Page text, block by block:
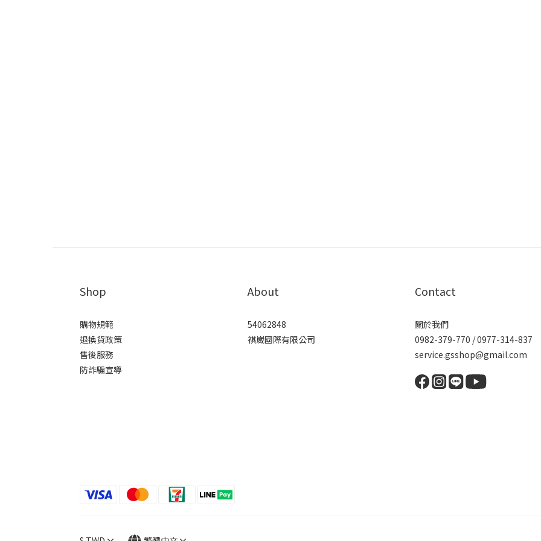
Shop
購物規範
退換貨政策
售後服務
防詐騙宣導
About
54062848
祺崴國際有限公司
Contact
關於我們
0982-379-770 / 0977-314-837
service.gsshop@gmail.com